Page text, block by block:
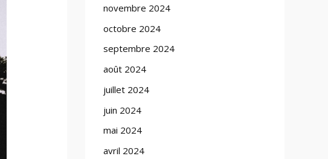
novembre 2024
octobre 2024
septembre 2024
août 2024
juillet 2024
juin 2024
mai 2024
avril 2024